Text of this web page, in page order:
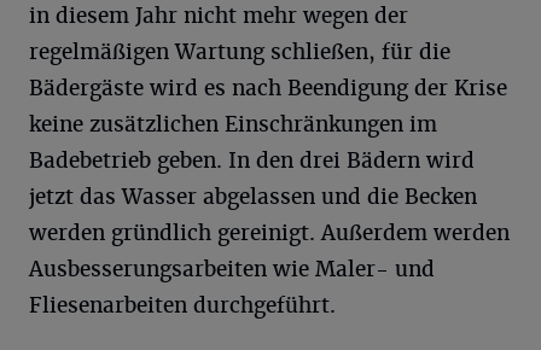
in diesem Jahr nicht mehr wegen der
regelmäßigen Wartung schließen, für die
Bädergäste wird es nach Beendigung der Krise
keine zusätzlichen Einschränkungen im
Badebetrieb geben. In den drei Bädern wird
jetzt das Wasser abgelassen und die Becken
werden gründlich gereinigt. Außerdem werden
Ausbesserungsarbeiten wie Maler- und
Fliesenarbeiten durchgeführt.